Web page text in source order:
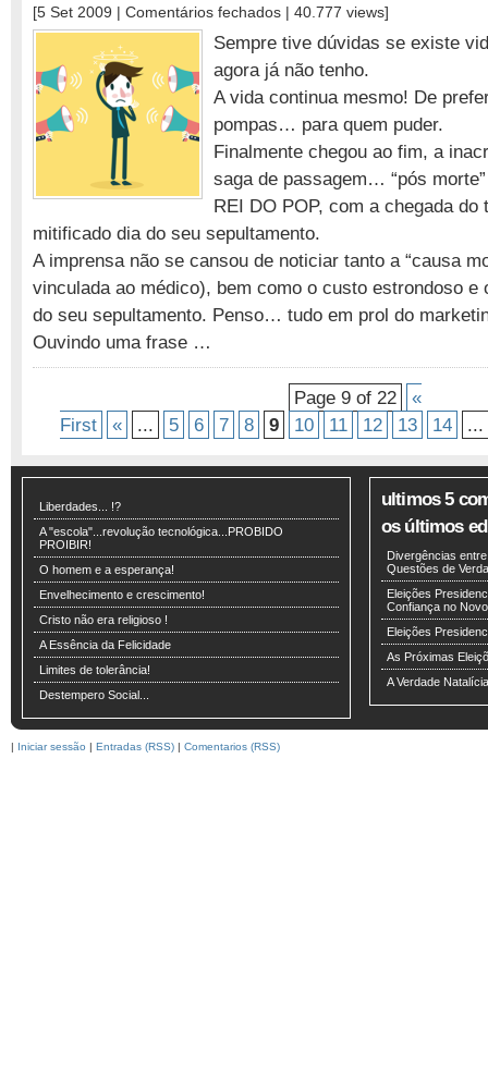
[5 Set 2009 | Comentários fechados em
Mitos…
Marketing…
É
!!!
| 40.777 views]
Sempre tive dúvidas se existe
agora já não tenho.
A vida continua mesmo! De
pompas… para quem puder.
Finalmente chegou ao fim, a
saga de passagem… “pós
REI DO POP, com a chegada do
mitificado dia do seu sepultamento.
A imprensa não se cansou de noticiar tanto a “causa
vinculada ao médico), bem como o custo estrondoso e
do seu sepultamento. Penso… tudo em prol do
Ouvindo uma frase …
Page 9 of 22
«
First
« ... 5 6 7 8 9 10 11 12 13 14 ...
Liberdades... !?
A "escola"...revolução tecnológica...PROBIDO
PROIBIR!
O homem e a esperança!
Envelhecimento e crescimento!
Cristo não era religioso !
A Essência da Felicidade
Limites de tolerância!
Destempero Social...
ultimos 5
os últimos
Divergências
Questões de
Eleições
Confiança no
Eleições
As Próximas
A Verdade
| Iniciar sessão | Entradas (RSS) | Comentarios (RSS)